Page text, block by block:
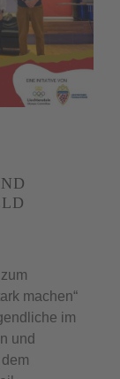
machen“
im
und